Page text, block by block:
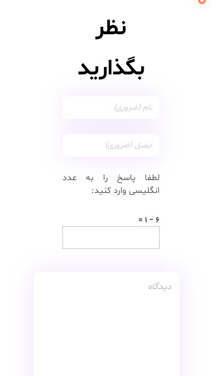
نظر
بگذارید
لطفا پاسخ را به عدد
انگلیسی وارد کنید:
6 − 1 =